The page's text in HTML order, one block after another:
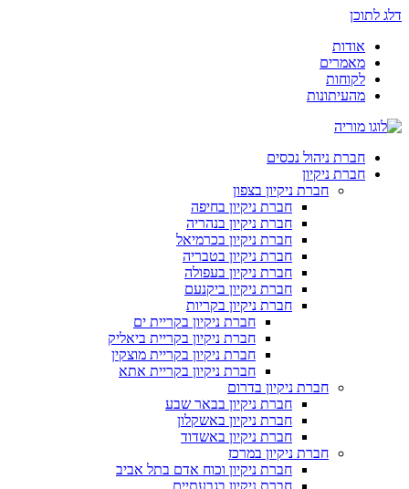
דלג לתוכן
אודות
מאמרים
לקוחות
מהעיתונות
חברת ניהול נכסים
חברת ניקיון
חברת ניקיון בצפון
חברת ניקיון בחיפה
חברת ניקיון בנהריה
חברת ניקיון בכרמיאל
חברת ניקיון בטבריה
חברת ניקיון בעפולה
חברת ניקיון ביקנעם
חברת ניקיון בקריות
חברת ניקיון בקריית ים
חברת ניקיון בקריית ביאליק
חברת ניקיון בקריית מוצקין
חברת ניקיון בקריית אתא
חברת ניקיון בדרום
חברת ניקיון בבאר שבע
חברת ניקיון באשקלון
חברת ניקיון באשדוד
חברת ניקיון במרכז
חברת ניקיון וכוח אדם בתל אביב
חברת ניקיון בגבעתיים